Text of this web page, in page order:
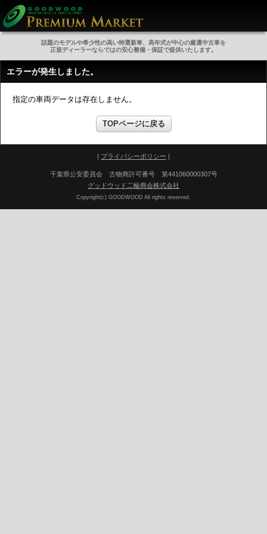
話題のモデルや希少性の高い特選新車、高年式が中心の厳選中古車を
正規ディーラーならではの安心整備・保証で提供いたします。
エラーが発生しました。
指定の車両データは存在しません。
TOPページに戻る
| プライバシーポリシー |
千葉県公安委員会 古物商許可番号 第441060000307号
グッドウッド二輪商会株式会社
Copyright(c) GOODWOOD All rights reserved.